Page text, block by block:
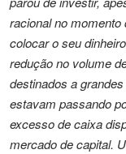
racional no momento
colocar o seu
redução no volume
destinados a
estavam passando
excesso de caixa
mercado de capital.